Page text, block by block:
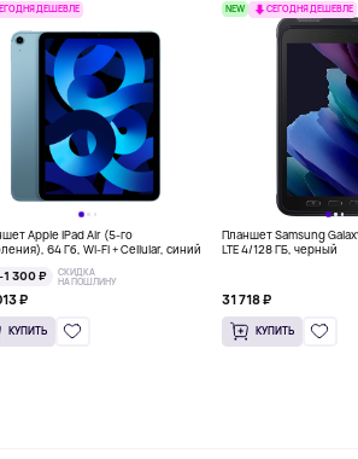
ДЕШЕВЛЕ
Apple iPad Air (5-го
64 Гб, Wi-Fi + Cellular, синий
-1 300 ₽
СКИДКА
НА ПОШЛИНУ
₽
КУПИТЬ
NEW СЕГОДНЯ ДЕШЕВЛЕ
Планшет Samsung
LTE 4/128 ГБ, черный
31 718 ₽
КУПИТЬ